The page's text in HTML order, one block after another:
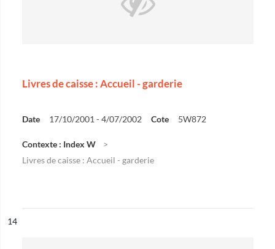
Livres de caisse : Accueil - garderie
Date 17/10/2001 - 4/07/2002 Cote 5W872
Contexte : Index W
Livres de caisse : Accueil - garderie
n°
14